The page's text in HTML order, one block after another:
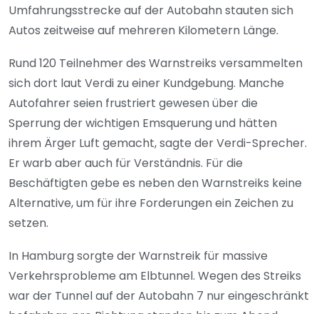
Umfahrungsstrecke auf der Autobahn stauten sich
Autos zeitweise auf mehreren Kilometern Länge.
Rund 120 Teilnehmer des Warnstreiks versammelten
sich dort laut Verdi zu einer Kundgebung. Manche
Autofahrer seien frustriert gewesen über die
Sperrung der wichtigen Emsquerung und hätten
ihrem Ärger Luft gemacht, sagte der Verdi-Sprecher.
Er warb aber auch für Verständnis. Für die
Beschäftigten gebe es neben den Warnstreiks keine
Alternative, um für ihre Forderungen ein Zeichen zu
setzen.
In Hamburg sorgte der Warnstreik für massive
Verkehrsprobleme am Elbtunnel. Wegen des Streiks
war der Tunnel auf der Autobahn 7 nur eingeschränkt